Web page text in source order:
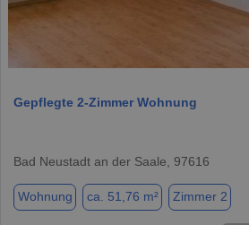
Gepflegte 2-Zimmer Wohnung
Bad Neustadt an der Saale, 97616
Wohnung ca. 51,76 m² Zimmer 2